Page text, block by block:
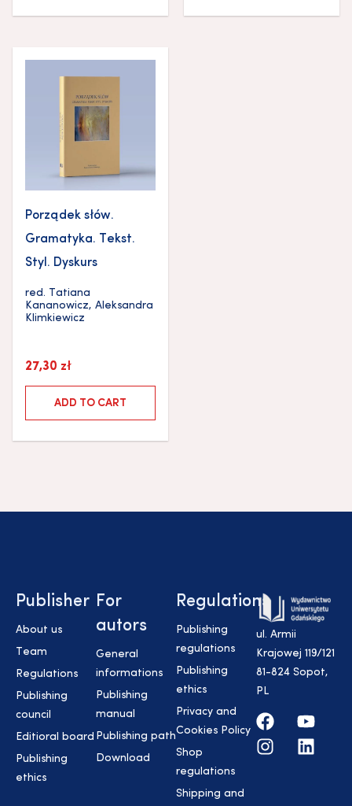
Porządek słów.
Gramatyka. Tekst.
Styl. Dyskurs
red. Tatiana
Kananowicz, Aleksandra
Klimkiewicz
27,30 zł
ADD TO CART
Publisher
About us
Team
Regulations
Publishing
council
Editioral board
Publishing
ethics
For
autors
General
informations
Publishing
manual
Publishing path
Download
Regulations
Publishing
regulations
Publishing
ethics
Privacy and
Cookies Policy
Shop
regulations
Shipping and
ul. Armii
Krajowej 119/121
81-824 Sopot,
PL